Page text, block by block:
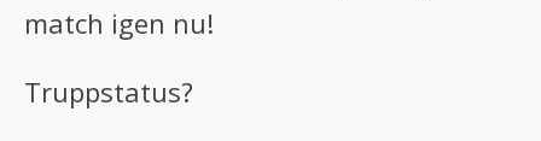
match igen nu!
Truppstatus?